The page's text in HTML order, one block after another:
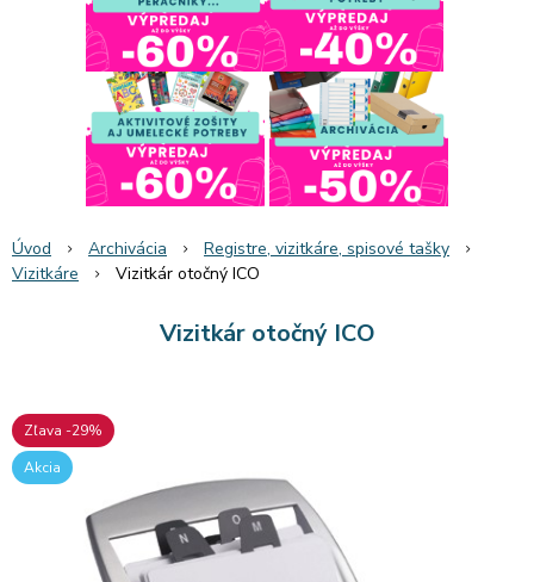
Úvod Archivácia
Registre, vizitkáre, spisové tašky
Vizitkáre
Vizitkár otočný ICO
Vizitkár otočný ICO
Zľava -29%
Akcia